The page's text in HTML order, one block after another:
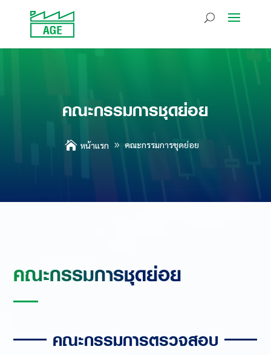
คณะกรรมการชุดย่อย
 หน้าแรก คณะกรรมการชุดย่อย
คณะกรรมการชุดย่อย
คณะกรรมการตรวจสอบ